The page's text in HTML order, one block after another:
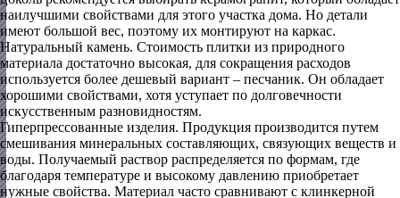
наилучшими свойствами для этого участка дома. Но детали
имеют большой вес, поэтому их монтируют на каркас.
Натуральный камень. Стоимость плитки из природного
материала достаточно высокая, для сокращения расходов
используется более дешевый вариант – песчаник. Он обладает
хорошими свойствами, хотя уступает по долговечности
искусственным разновидностям.
Гиперпрессованные изделия. Продукция производится путем
смешивания минеральных составляющих, связующих веществ и
воды. Получаемый раствор распределяется по формам, где
благодаря температуре и высокому давлению приобретает
нужные свойства. Материал часто сравнивают с клинкерной